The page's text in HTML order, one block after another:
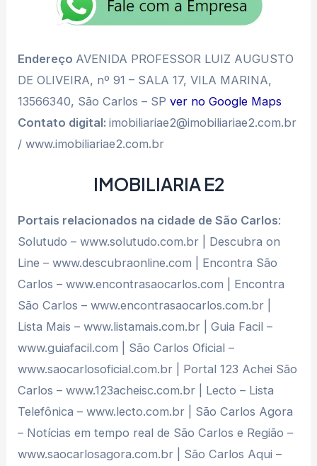
Endereço AVENIDA PROFESSOR LUIZ AUGUSTO
DE OLIVEIRA, nº 91 – SALA 17, VILA MARINA,
13566340, São Carlos – SPver no Google Maps
Contato digital:imobiliariae2@imobiliariae2.com.br
/ www.imobiliariae2.com.br
IMOBILIARIA E2
Portais relacionados na cidade de São Carlos:
Solutudo – www.solutudo.com.br | Descubra on
Line – www.descubraonline.com | Encontra São
Carlos – www.encontrasaocarlos.com | Encontra
São Carlos – www.encontrasaocarlos.com.br |
Lista Mais – www.listamais.com.br | Guia Facil –
www.guiafacil.com | São Carlos Oficial –
www.saocarlosoficial.com.br | Portal 123 Achei São
Carlos – www.123acheisc.com.br | Lecto – Lista
Telefônica – www.lecto.com.br | São Carlos Agora
– Notícias em tempo real de São Carlos e Região –
www.saocarlosagora.com.br | São Carlos Aqui –